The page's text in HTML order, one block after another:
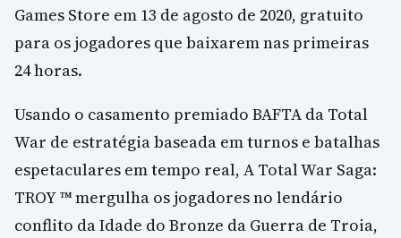
Games Store em 13 de agosto de 2020, gratuito
para os jogadores que baixarem nas primeiras
24 horas.
Usando o casamento premiado BAFTA da Total
War de estratégia baseada em turnos e batalhas
espetaculares em tempo real, A Total War Saga:
TROY ™ mergulha os jogadores no lendário
conflito da Idade do Bronze da Guerra de Troia,